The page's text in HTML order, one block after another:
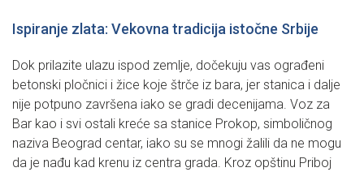
Ispiranje zlata: Vekovna tradicija istočne Srbije
Dok prilazite ulazu ispod zemlje, dočekuju vas ograđeni
betonski pločnici i žice koje štrče iz bara, jer stanica i dalje
nije potpuno završena iako se gradi decenijama. Voz za
Bar kao i svi ostali kreće sa stanice Prokop, simboličnog
naziva Beograd centar, iako su se mnogi žalili da ne mogu
da je nađu kad krenu iz centra grada. Kroz opštinu Priboj